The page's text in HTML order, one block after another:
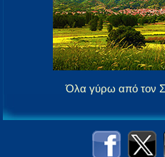
Όλα γύρω από τον